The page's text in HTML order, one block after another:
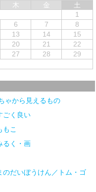
木 金
土
1
6 7
8
13 14
15
20 21
22
27 28
29
ゃから見えるもの
ごく良い
こ
るく・画
だいぼうけん／トム・ゴ